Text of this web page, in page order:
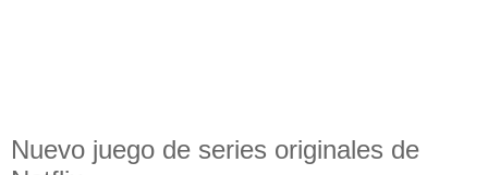
Nuevo juego de series originales de